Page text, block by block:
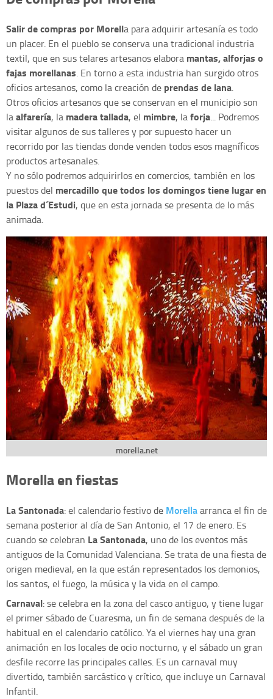
Salir de compras por Morella para adquirir artesanía es todo
un placer. En el pueblo se conserva una tradicional industria
textil, que en sus telares artesanos elabora mantas, alforjas o
fajas morellanas. En torno a esta industria han surgido otros
oficios artesanos, como la creación de prendas de lana.
Otros oficios artesanos que se conservan en el municipio son
laalfarería, la madera tallada, el mimbre, laforja... Podremos
visitar algunos de sus talleres y por supuesto hacer un
recorrido por las tiendas donde venden todos esos magníficos
productos artesanales.
Y no sólo podremos adquirirlos en comercios, también en los
puestos del mercadillo que todos los domingos tiene lugar en
la Plaza d´Estudi, que en esta jornada se presenta de lo más
animada.
morella.net
Morella en fiestas
La Santonada: el calendario festivo de Morellaarranca el fin de
semana posterior al día de San Antonio, el 17 de enero. Es
cuando se celebran La Santonada, uno de los eventos más
antiguos de la Comunidad Valenciana. Se trata de una fiesta de
origen medieval, en la que están representados los demonios,
los santos, el fuego, la música y la vida en el campo.
Carnaval: se celebra en la zona del casco antiguo, y tiene lugar
el primer sábado de Cuaresma, un fin de semana después de la
habitual en el calendario católico. Ya el viernes hay una gran
animación en los locales de ocio nocturno, y el sábado un gran
desfile recorre las principales calles. Es un carnaval muy
divertido, también sarcástico y crítico, que incluye un Carnaval
Infantil.